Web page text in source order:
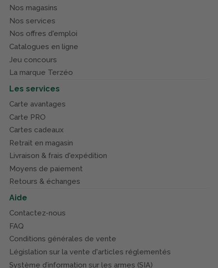
Nos magasins
Nos services
Nos offres d'emploi
Catalogues en ligne
Jeu concours
La marque Terzéo
Les services
Carte avantages
Carte PRO
Cartes cadeaux
Retrait en magasin
Livraison & frais d'expédition
Moyens de paiement
Retours & échanges
Aide
Contactez-nous
FAQ
Conditions générales de vente
Législation sur la vente d'articles réglementés
Système d’information sur les armes (SIA)